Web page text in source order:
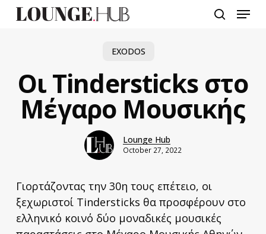
Menu
EXODOS
Οι Tindersticks στο
Μέγαρο Μουσικής
Lounge Hub
October 27, 2022
Γιορτάζοντας την 30η τους επέτειο, οι
ξεχωριστοί Tindersticks θα προσφέρουν στο
ελληνικό κοινό δύο μοναδικές μουσικές